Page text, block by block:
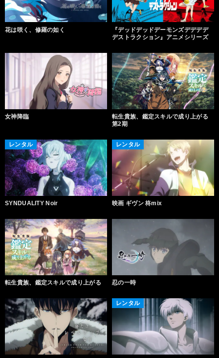
花は咲く、修羅の如く
『デッドデッドデーモンズデデデデ
デストラクション』アニメシリーズ
女神降臨
転生貴族、鑑定スキルで成り上がる
第2期
レンタル
SYNDUALITY Noir
レンタル
映画 ギヴン 柊mix
転生貴族、鑑定スキルで成り上がる 忍の一時
レンタル